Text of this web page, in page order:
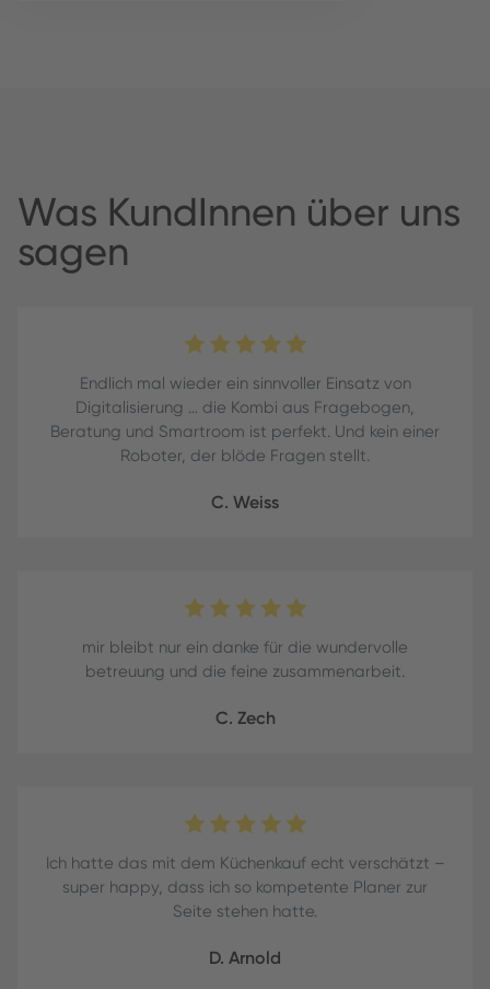
Was KundInnen über uns
sagen
Endlich mal wieder ein sinnvoller Einsatz von
Digitalisierung … die Kombi aus Fragebogen,
Beratung und Smartroom ist perfekt. Und kein einer
Roboter, der blöde Fragen stellt.
C. Weiss
mir bleibt nur ein danke für die wundervolle
betreuung und die feine zusammenarbeit.
C. Zech
Ich hatte das mit dem Küchenkauf echt verschätzt –
super happy, dass ich so kompetente Planer zur
Seite stehen hatte.
D. Arnold